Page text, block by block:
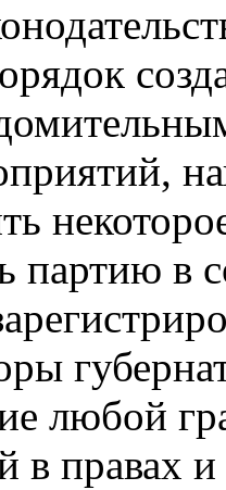
партию
любой
в правах